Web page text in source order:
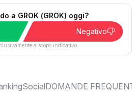
a GROK (GROK) oggi?
Negativo
a scopo indicativo.
SocialDOMANDE FREQUENTI